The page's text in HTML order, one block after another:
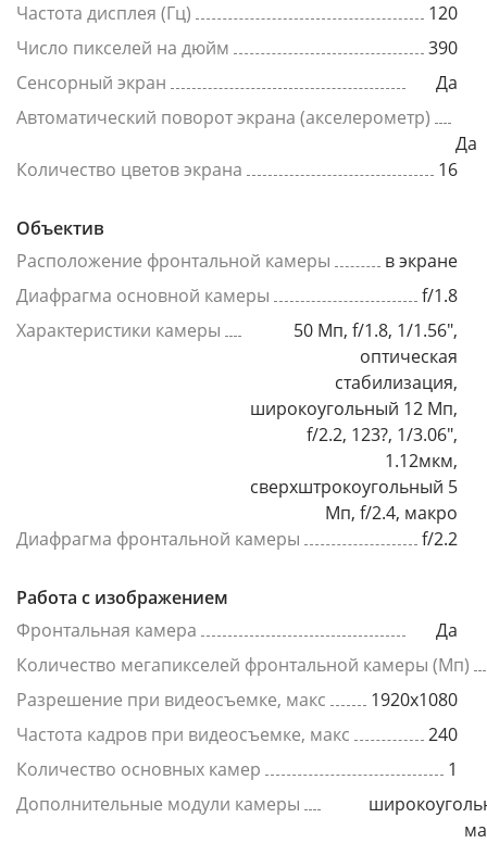
Частота дисплея (Гц)
120
Число пикселей на дюйм
390
Сенсорный экран
Да
Автоматический поворот экрана (акселерометр)
Да
Количество цветов экрана
16
Объектив
Расположение фронтальной камеры
в экране
Диафрагма основной камеры
f/1.8
Характеристики камеры
50 Мп, f/1.8, 1/1.56",
оптическая
стабилизация,
широкоугольный 12 Мп,
f/2.2, 123?, 1/3.06",
1.12мкм,
сверхштрокоугольный 5
Мп, f/2.4, макро
Диафрагма фронтальной камеры
f/2.2
Работа с изображением
Фронтальная камера
Да
Количество мегапикселей фронтальной камеры (Мп)
Разрешение при видеосъемке, макс
1920x1080
Частота кадров при видеосъемке, макс
240
Количество основных камер
1
Дополнительные модули камеры